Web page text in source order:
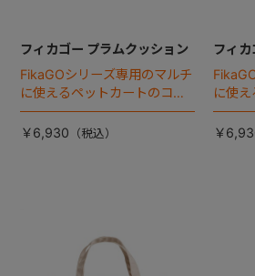
フィカゴー プラムクッション
FikaGOシリーズ専用のマルチ
に使えるペットカートのコー
ナークッション登場。
￥6,930
フィ
に使
ナーク
￥